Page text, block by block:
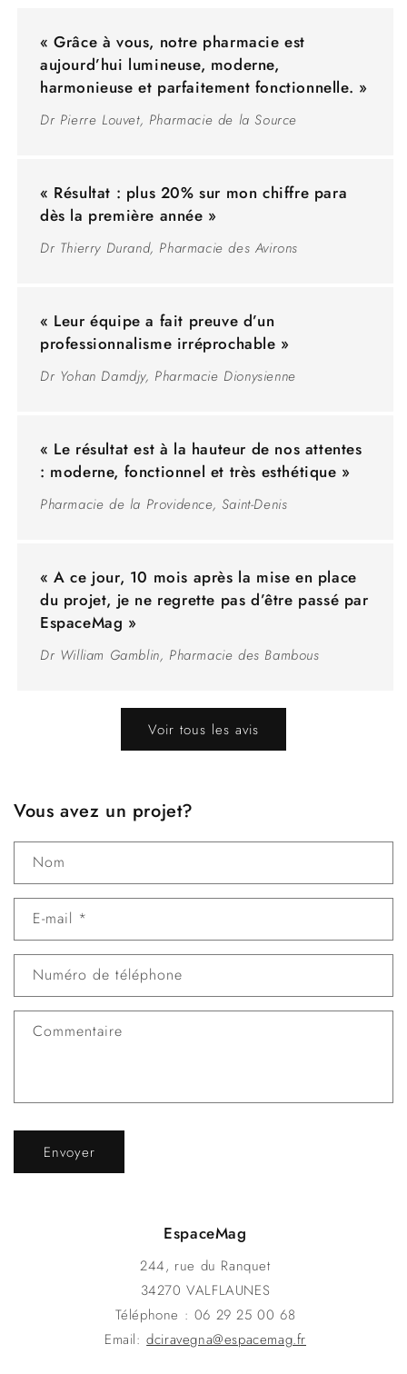
« Grâce à vous, notre pharmacie est
aujourd’hui lumineuse, moderne,
harmonieuse et parfaitement fonctionnelle. »
Dr Pierre Louvet, Pharmacie de la Source
« Résultat : plus 20% sur mon chiffre para
dès la première année »
Dr Thierry Durand, Pharmacie des Avirons
« Leur équipe a fait preuve d’un
professionnalisme irréprochable »
Dr Yohan Damdjy, Pharmacie Dionysienne
« Le résultat est à la hauteur de nos attentes
: moderne, fonctionnel et très esthétique »
Pharmacie de la Providence, Saint-Denis
« A ce jour, 10 mois après la mise en place
du projet, je ne regrette pas d’être passé par
EspaceMag »
Dr William Gamblin, Pharmacie des Bambous
Voir tous les avis
Vous avez un projet?
Nom
E-mail *
Numéro de téléphone
Commentaire
Envoyer
EspaceMag
244, rue du Ranquet
34270 VALFLAUNES
Téléphone : 06 29 25 00 68
Email:dciravegna@espacemag.fr